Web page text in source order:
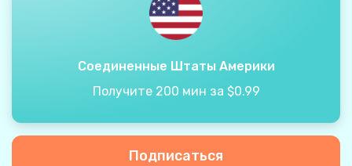
Соединенные Штаты Америки
Получите 200 мин за $0.99
Подписаться